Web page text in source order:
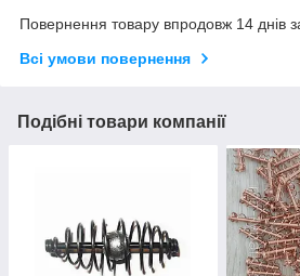
Повернення товару впродовж 14 днів
Всі умови повернення
Подібні товари компанії